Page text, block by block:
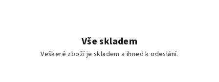
Vše skladem
Veškeré zboží je skladem a ihned k odeslání.